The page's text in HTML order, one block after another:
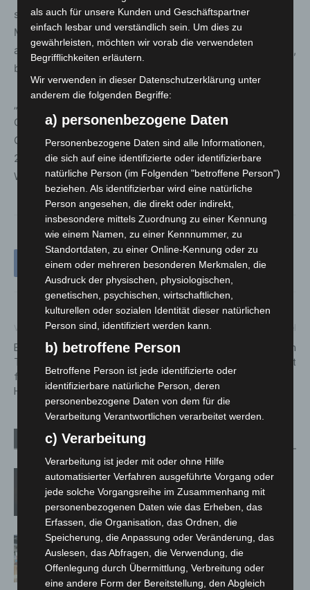
sowie über 1.500 Programmpunkte – von Konzerten bis
Mitmachaktionen – machen die 173 Tage zu einem
abwechslungsreichen Ereignis. Das Gelände ist naturnah,
barrierearm und hundefreundlich.
„Die Landesgartenschau ist ein Ort der Vielfalt, der
Gemeinschaft und der Erneuerung“, sagt Benjamin Lotz,
Geschäftsführer der Landesgartenschau Bad Nenndorf
2026 gGmbH.
Weitere Informationen:www.laga-badnenndorf.de
Vorheriger Artikel
Benefizkonzert Hannover:
Trompeten und Orgel erklingen
für Kinder in Südafrika und
Hannover
Bewaffneter Täter in
Hannover auf der Flucht
Verwandte Artikel Mehr vom Autor
M’era Luna 2026: 25.000 Fans feiern in
Hildesheim
Kunst trifft Weingenuss: Barbara-
Susann Mehring zeigt ihre Werke im
Jacques’ Wein-Depot Isernhagen
als auch für unsere Kunden und Geschäftspartner
einfach lesbar und verständlich sein. Um dies zu
gewährleisten, möchten wir vorab die verwendeten
Begrifflichkeiten erläutern.
Wir verwenden in dieser Datenschutzerklärung unter
anderem die folgenden Begriffe:
a) personenbezogene Daten
Personenbezogene Daten sind alle Informationen,
die sich auf eine identifizierte oder identifizierbare
natürliche Person (im Folgenden "betroffene Person")
beziehen. Als identifizierbar wird eine natürliche
Person angesehen, die direkt oder indirekt,
insbesondere mittels Zuordnung zu einer Kennung
wie einem Namen, zu einer Kennnummer, zu
Standortdaten, zu einer Online-Kennung oder zu
einem oder mehreren besonderen Merkmalen, die
Ausdruck der physischen, physiologischen,
genetischen, psychischen, wirtschaftlichen,
kulturellen oder sozialen Identität dieser natürlichen
Person sind, identifiziert werden kann.
b) betroffene Person
Betroffene Person ist jede identifizierte oder
identifizierbare natürliche Person, deren
personenbezogene Daten von dem für die
Verarbeitung Verantwortlichen verarbeitet werden.
c) Verarbeitung
Verarbeitung ist jeder mit oder ohne Hilfe
automatisierter Verfahren ausgeführte Vorgang oder
jede solche Vorgangsreihe im Zusammenhang mit
personenbezogenen Daten wie das Erheben, das
Erfassen, die Organisation, das Ordnen, die
Speicherung, die Anpassung oder Veränderung, das
Auslesen, das Abfragen, die Verwendung, die
Offenlegung durch Übermittlung, Verbreitung oder
eine andere Form der Bereitstellung, den Abgleich